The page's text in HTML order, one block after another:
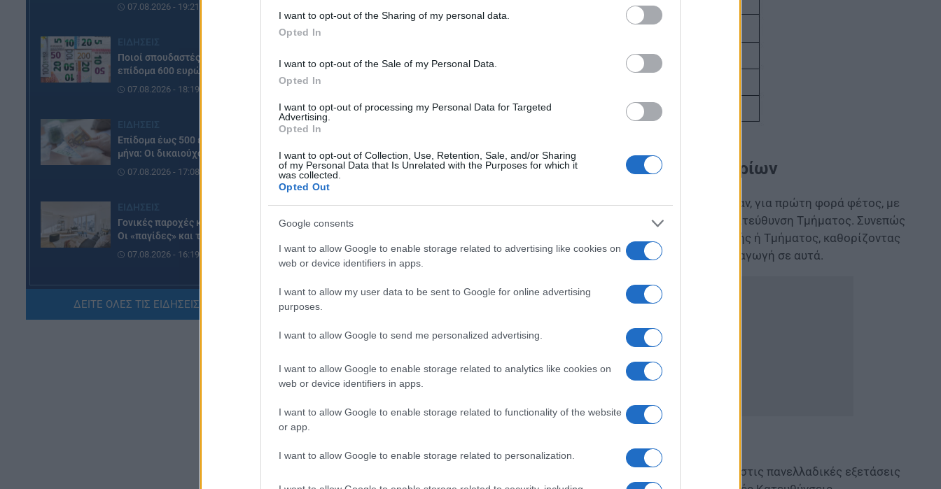
I want to opt-out of the Sharing of my personal data.
Opted In
I want to opt-out of the Sale of my Personal Data.
Opted In
I want to opt-out of processing my Personal Data for Targeted
Advertising.
Opted In
I want to opt-out of Collection, Use, Retention, Sale, and/or Sharing
of my Personal Data that Is Unrelated with the Purposes for which it
was collected.
Opted Out
Google consents
I want to allow Google to enable storage related to advertising like cookies on
web or device identifiers in apps.
I want to allow my user data to be sent to Google for online advertising
purposes.
I want to allow Google to send me personalized advertising.
I want to allow Google to enable storage related to analytics like cookies on
web or device identifiers in apps.
I want to allow Google to enable storage related to functionality of the website
or app.
I want to allow Google to enable storage related to personalization.
07.08.2026 - 19:21
Ποιοί σπουδαστές θα λάβουν
επίδομα 600 ευρώ
07.08.2026 - 18:19
Επίδομα έως 500 ευρώ τον
μήνα: Οι δικαιούχοι
07.08.2026 - 17:08
Γονικές παροχές και δωρεές:
Οι «παγίδες» και τα λάθη
07.08.2026 - 16:19
ΠΑΙΔΕΙΑ
ΝΕΟ φοιτητικό επίδομα: Για
ποιούς φοιτητές
ΔΕΙΤΕ ΟΛΕΣ ΤΙΣ ΕΙΔΗΣΕΙΣ ΕΔΩ »
Πανελλήνιες 2022: Πώς γίνεται ο υπολογισμός των μορίων
Οι συντελεστές βαρύτητας ανά πανελλαδικώς εξεταζόμενο μάθημα καθορίστηκαν, για πρώτη φορά φέτος, με
απόφαση της Συγκλήτου του οικείου ΑΕΙ για κάθε Σχολή, Τμήμα ή Εισαγωγική Κατεύθυνση Τμήματος. Συνεπώς
τα ίδια τα ΑΕΙ πλέον συνδιαμορφώνουν την ακαδημαϊκή φυσιογνωμία κάθε Σχολής ή Τμήματος, καθορίζοντας
το συντελεστή βαρύτητας κάθε πανελλαδικώς εξεταζόμενου μαθήματος για εισαγωγή σε αυτά.
Ο υπολογισμός του συνολικού αριθμού μορίων κάθε υποψηφίου που συμμετέχει στις πανελλαδικές εξετάσεις